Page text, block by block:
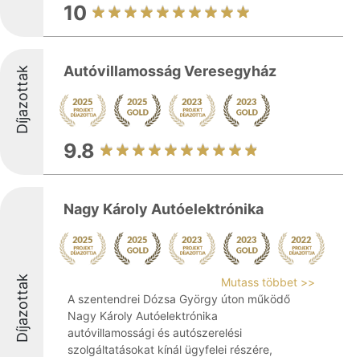
10
Díjazottak Autóvillamosság Veresegyház
9.8
Díjazottak
Nagy Károly Autóelektrónika
Mutass többet >>
A szentendrei Dózsa György úton működő
Nagy Károly Autóelektrónika
autóvillamossági és autószerelési
szolgáltatásokat kínál ügyfelei részére,